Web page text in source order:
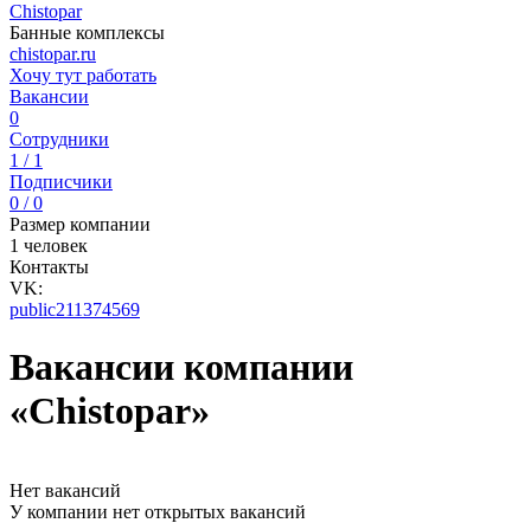
Chistopar
Банные комплексы
chistopar.ru
Хочу тут работать
Вакансии
0
Сотрудники
1 / 1
Подписчики
0 / 0
Размер компании
1 человек
Контакты
VK:
public211374569
Вакансии компании
«Chistopar»
Нет вакансий
У компании нет открытых вакансий